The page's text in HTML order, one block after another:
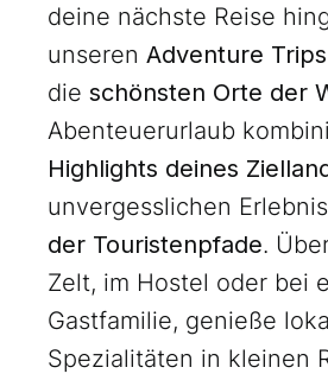
deine nächste Reise
unseren Adventure Trips
die schönsten Orte der
Abenteuerurlaub
Highlights deines
unvergesslichen
der Touristenpfade.
Zelt, im Hostel oder bei
Gastfamilie, genieße
Spezialitäten in kleinen